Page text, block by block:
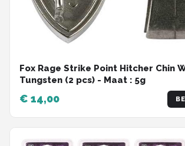
Fox Rage Strike Point Hitcher Chin
Tungsten (2 pcs) - Maat : 5g
€ 14,00